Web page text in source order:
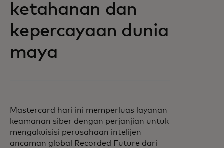
ketahanan dan
kepercayaan dunia
maya
Mastercard hari ini memperluas layanan
keamanan siber dengan perjanjian untuk
mengakuisisi perusahaan intelijen
ancaman global Recorded Future dari